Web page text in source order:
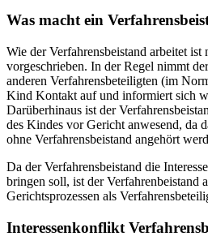
Was macht ein
Wie der Verfahrensbeistand arbeitet
vorgeschrieben. In der Regel nimmt
anderen Verfahrensbeteiligten (im
Kind Kontakt auf und informiert sich
Darüberhinaus ist der
des Kindes vor Gericht anwesend, da
ohne Verfahrensbeistand angehört
Da der Verfahrensbeistand die
bringen soll, ist der Verfahrenbeistand
Gerichtsprozessen als
Interessenkonflikt